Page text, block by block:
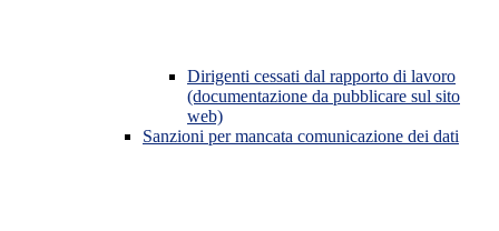
Dirigenti cessati dal rapporto di lavoro
(documentazione da pubblicare sul sito
web)
Sanzioni per mancata comunicazione dei dati